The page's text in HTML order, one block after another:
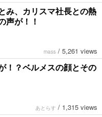
み、カリスマ社長との熱
声が！！
mass / 5,261 views
！？ベルメスの顔とその
あとらす / 1,315 views